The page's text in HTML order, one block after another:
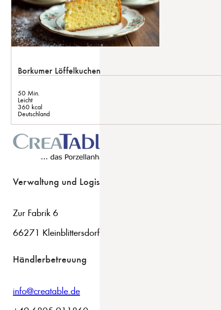
Borkumer Löffelkuchen
50 Min.
Leicht
360 kcal
Deutschland
Verwaltung und Logistik
Zur Fabrik 6
66271 Kleinblittersdorf
Händlerbetreuung
info@creatable.de